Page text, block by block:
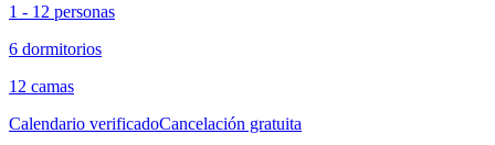
1 - 12 personas
6 dormitorios
12 camas
Calendario verificadoCancelación gratuita